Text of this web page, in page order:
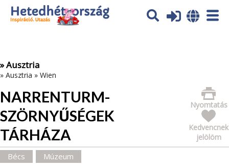
Az oldal sütiket (cookies) használ. További tájékoztatás itt:
Adatvédelmi tájékoztató
» Ausztria
» Ausztria » Wien
NARRENTURM-
SZÖRNYŰSÉGEK
TÁRHÁZA
Nyomtatás
Kedvencnek
jelölöm
Bécs Múzeum